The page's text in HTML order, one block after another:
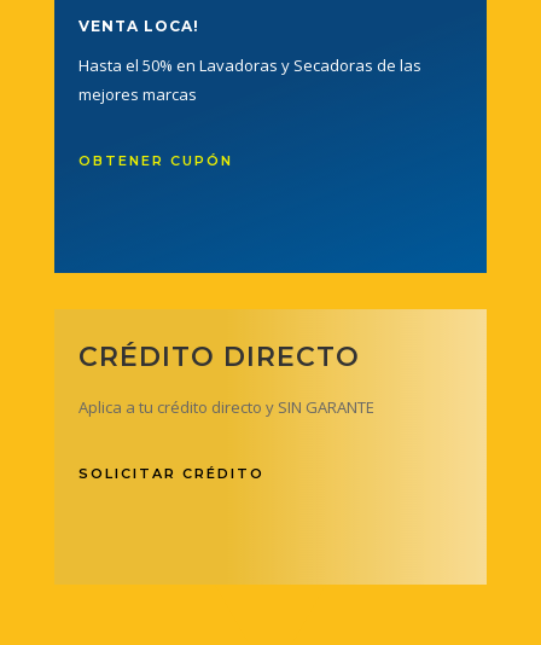
VENTA LOCA!
Hasta el 50% en Lavadoras y Secadoras de las
mejores marcas
OBTENER CUPÓN
CRÉDITO DIRECTO
Aplica a tu crédito directo y SIN GARANTE
SOLICITAR CRÉDITO